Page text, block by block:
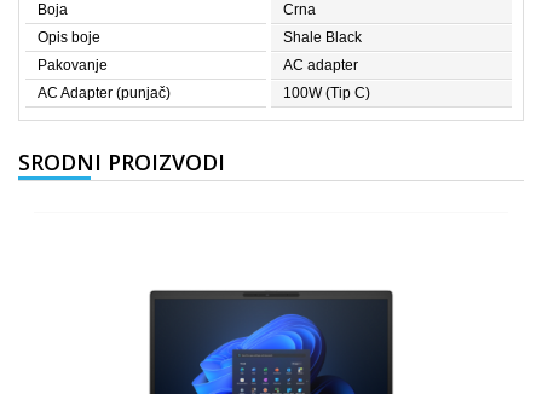
Boja
Crna
Opis boje
Shale Black
Pakovanje
AC adapter
AC Adapter (punjač)
100W (Tip C)
SRODNI PROIZVODI